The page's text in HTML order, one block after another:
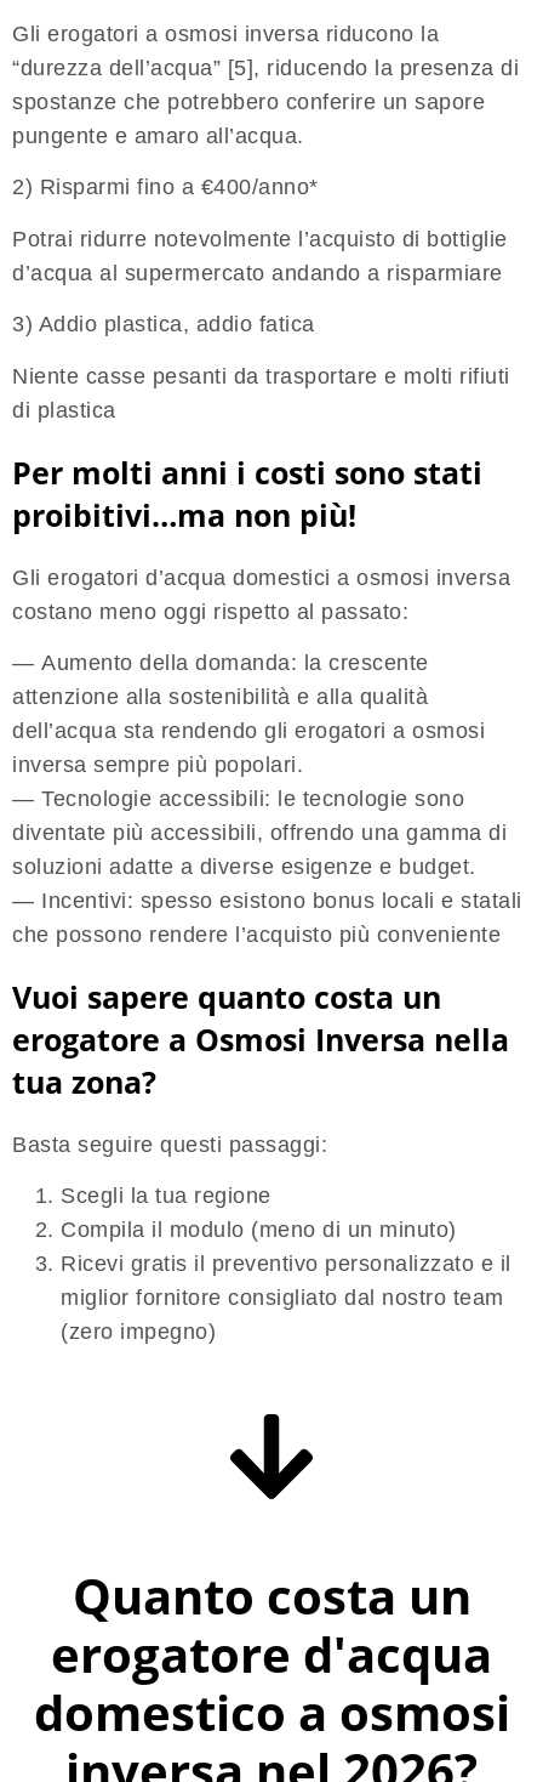
Gli erogatori a osmosi inversa riducono la
“durezza dell’acqua” [5], riducendo la presenza di
spostanze che potrebbero conferire un sapore
pungente e amaro all’acqua.
2) Risparmi fino a €400/anno*
Potrai ridurre notevolmente l’acquisto di bottiglie
d’acqua al supermercato andando a risparmiare
3) Addio plastica, addio fatica
Niente casse pesanti da trasportare e molti rifiuti
di plastica
Per molti anni i costi sono stati
proibitivi…ma non più!
Gli erogatori d’acqua domestici a osmosi inversa
costano meno oggi rispetto al passato:
— Aumento della domanda: la crescente
attenzione alla sostenibilità e alla qualità
dell’acqua sta rendendo gli erogatori a osmosi
inversa sempre più popolari.
— Tecnologie accessibili: le tecnologie sono
diventate più accessibili, offrendo una gamma di
soluzioni adatte a diverse esigenze e budget.
— Incentivi: spesso esistono bonus locali e statali
che possono rendere l’acquisto più conveniente
Vuoi sapere quanto costa un
erogatore a Osmosi Inversa nella
tua zona?
Basta seguire questi passaggi:
Scegli la tua regione
Compila il modulo (meno di un minuto)
Ricevi gratis il preventivo personalizzato e il
miglior fornitore consigliato dal nostro team
(zero impegno)
Quanto costa un
erogatore d'acqua
domestico a osmosi